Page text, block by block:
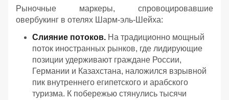
Рыночные маркеры, спровоцировавшие
овербукинг в отелях Шарм-эль-Шейха:
Слияние потоков. На традиционно мощный
поток иностранных рынков, где лидирующие
позиции удерживают граждане России,
Германии и Казахстана, наложился взрывной
пик внутреннего египетского и арабского
туризма. К побережью стянулись тысячи